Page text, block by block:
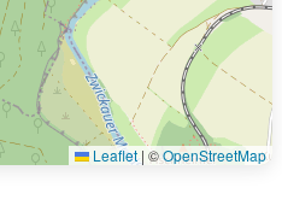
Leaflet | ©OpenStreetMap